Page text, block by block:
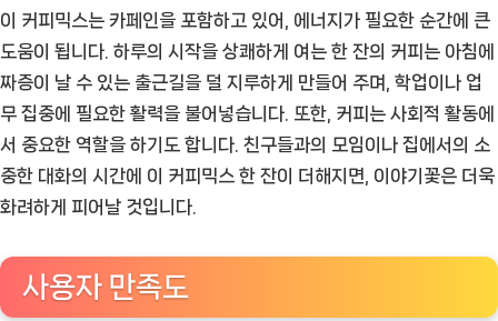
이 커피믹스는 카페인을 포함하고 있어, 에너지가 필요한 순간에 큰
도움이 됩니다. 하루의 시작을 상쾌하게 여는 한 잔의 커피는 아침에
짜증이 날 수 있는 출근길을 덜 지루하게 만들어 주며, 학업이나 업
무 집중에 필요한 활력을 불어넣습니다. 또한, 커피는 사회적 활동에
서 중요한 역할을 하기도 합니다. 친구들과의 모임이나 집에서의 소
중한 대화의 시간에 이 커피믹스 한 잔이 더해지면, 이야기꽃은 더욱
화려하게 피어날 것입니다.
사용자 만족도